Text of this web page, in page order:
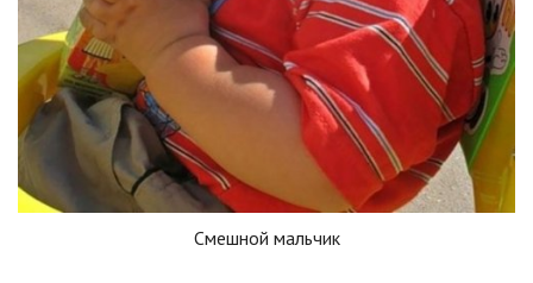
Смешной мальчик